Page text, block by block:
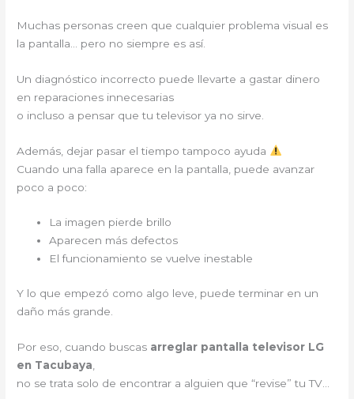
Muchas personas creen que cualquier problema visual es
la pantalla… pero no siempre es así.
Un diagnóstico incorrecto puede llevarte a gastar dinero
en reparaciones innecesarias
o incluso a pensar que tu televisor ya no sirve.
Además, dejar pasar el tiempo tampoco ayuda
Cuando una falla aparece en la pantalla, puede avanzar
poco a poco:
La imagen pierde brillo
Aparecen más defectos
El funcionamiento se vuelve inestable
Y lo que empezó como algo leve, puede terminar en un
daño más grande.
Por eso, cuando buscas arreglar pantalla televisor LG
en Tacubaya
no se trata solo de encontrar a alguien que “revise” tu TV…